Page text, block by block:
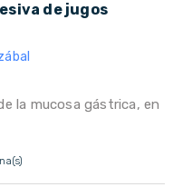
de jugos
la mucosa gástrica, en